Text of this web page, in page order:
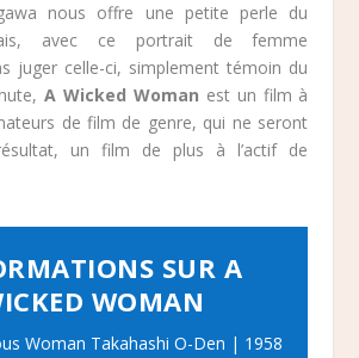
nous offre une petite perle du
avec ce portrait de femme
juger celle-ci, simplement témoin du
A Wicked Woman est un film à
de film de genre, qui ne seront
un film de plus à l’actif de
SUR A
WOMAN
Woman Takahashi O-Den | 1958